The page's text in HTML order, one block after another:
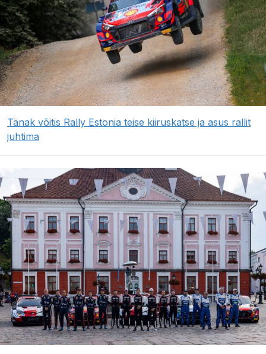
Tänak võitis Rally Estonia teise kiiruskatse ja asus rallit
juhtima